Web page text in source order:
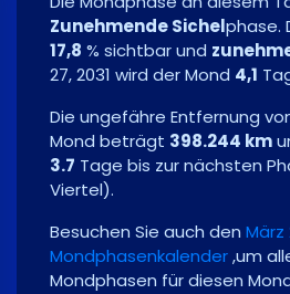
Zunehmende Sichelphase.
17,8 % sichtbar und
27, 2031 wird der Mond 4,1
Die ungefähre Entfernung
Mond beträgt 398.244 km
3.7 Tage bis zur nächsten
Viertel).
Besuchen Sie auch den März
Mondphasenkalender,um
Mondphasen für diesen